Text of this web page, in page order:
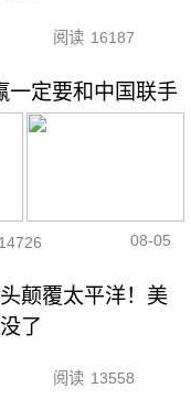
阅读 16187
一定要和中国联手
14726 08-05
颠覆太平洋！美
了
阅读 13558